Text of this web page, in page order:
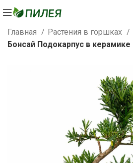
Главная Растения в горшках
Бонсай Подокарпус в керамике